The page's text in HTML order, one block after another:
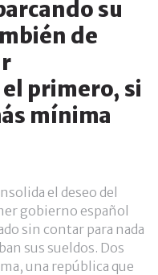
su
de
primero, si
mínima
el deseo del
gobierno español
sin contar para nada
sus sueldos. Dos
una república que